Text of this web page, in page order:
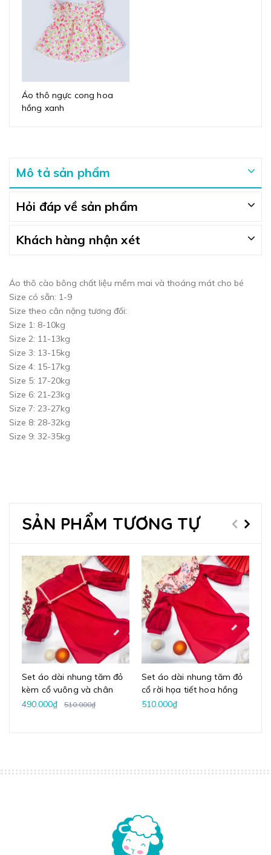
Áo thô ngực cong hoa
hồng xanh
Mô tả sản phẩm
Hỏi đáp về sản phẩm
Khách hàng nhận xét
Áo thô cào bông chất liệu mềm mai và thoáng mát cho bé
Size có sẵn: 1-9
Size theo cân nặng tương đối:
Size 1: 8-10kg
Size 2: 11-13kg
Size 3: 13-15kg
Size 4: 15-17kg
Size 5: 17-20kg
Size 6: 21-23kg
Size 7: 23-27kg
Size 8: 28-32kg
Size 9: 32-35kg
SẢN PHẨM TƯƠNG TỰ
Set áo dài nhung tăm đỏ
kèm cổ vuông và chân
váy voan
490.000₫ 510.000₫
Set áo dài nhung tăm đỏ
cổ rời họa tiết hoa hồng
vintage kèm chân váy
510.000₫